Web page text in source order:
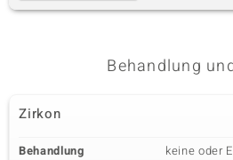
Behandlung
Zirkon
Behandlung keine oder